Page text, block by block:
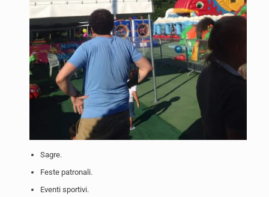
Sagre.
Feste patronali.
Eventi sportivi.